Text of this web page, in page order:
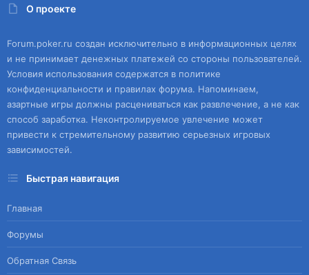
О проекте
Forum.poker.ru создан исключительно в информационных целях
и не принимает денежных платежей со стороны пользователей.
Условия использования содержатся в политике
конфиденциальности и правилах форума. Напоминаем,
азартные игры должны расцениваться как развлечение, а не как
способ заработка. Неконтролируемое увлечение может
привести к стремительному развитию серьезных игровых
зависимостей.
Быстрая навигация
Главная
Форумы
Обратная Связь